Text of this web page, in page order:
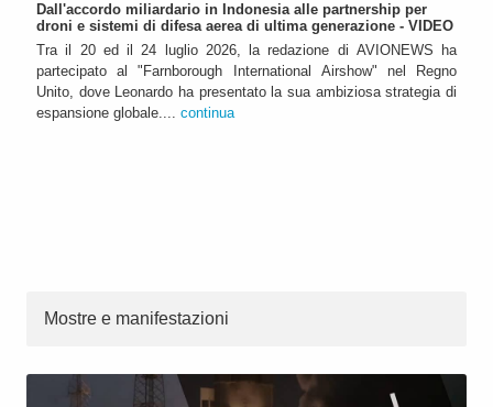
Dall'accordo miliardario in Indonesia alle partnership per
droni e sistemi di difesa aerea di ultima generazione - VIDEO
Tra il 20 ed il 24 luglio 2026, la redazione di AVIONEWS ha
partecipato al "Farnborough International Airshow" nel Regno
Unito, dove Leonardo ha presentato la sua ambiziosa strategia di
espansione globale.... continua
Mostre e manifestazioni